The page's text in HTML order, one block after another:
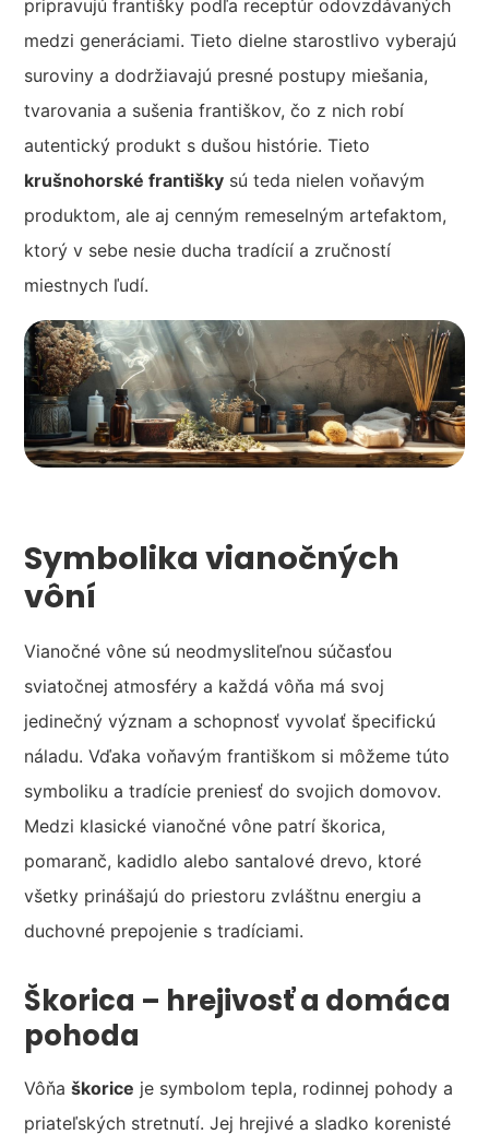
pripravujú františky podľa receptúr odovzdávaných
medzi generáciami. Tieto dielne starostlivo vyberajú
suroviny a dodržiavajú presné postupy miešania,
tvarovania a sušenia františkov, čo z nich robí
autentický produkt s dušou histórie. Tieto
krušnohorské františky sú teda nielen voňavým
produktom, ale aj cenným remeselným artefaktom,
ktorý v sebe nesie ducha tradícií a zručností
miestnych ľudí.
Symbolika vianočných
vôní
Vianočné vône sú neodmysliteľnou súčasťou
sviatočnej atmosféry a každá vôňa má svoj
jedinečný význam a schopnosť vyvolať špecifickú
náladu. Vďaka voňavým františkom si môžeme túto
symboliku a tradície preniesť do svojich domovov.
Medzi klasické vianočné vône patrí škorica,
pomaranč, kadidlo alebo santalové drevo, ktoré
všetky prinášajú do priestoru zvláštnu energiu a
duchovné prepojenie s tradíciami.
Škorica – hrejivosť a domáca
pohoda
Vôňaškorice je symbolom tepla, rodinnej pohody a
priateľských stretnutí. Jej hrejivé a sladko korenisté